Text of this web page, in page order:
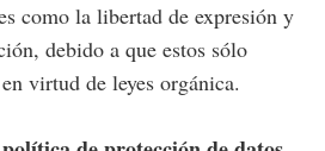
como la libertad de expresión y
debido a que estos sólo
virtud de leyes orgánica.